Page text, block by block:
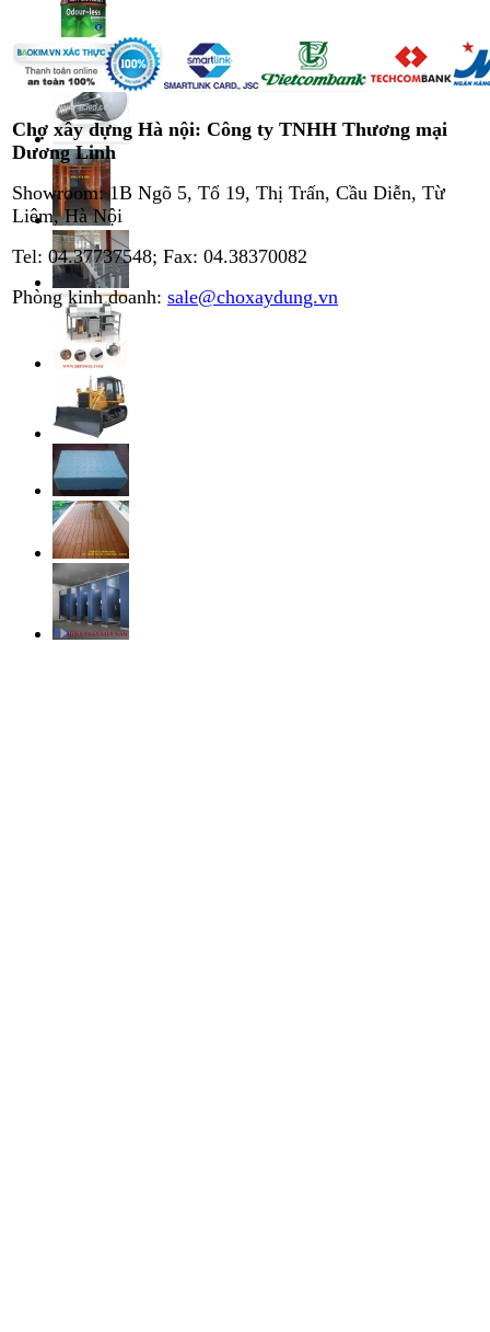
Chợ xây dựng Hà nội: Công ty TNHH Thương mại
Dương Linh
Showroom: 1B Ngõ 5, Tổ 19, Thị Trấn, Cầu Diễn, Từ
Liêm, Hà Nội
Tel: 04.37737548; Fax: 04.38370082
Phòng kinh doanh: sale@choxaydung.vn